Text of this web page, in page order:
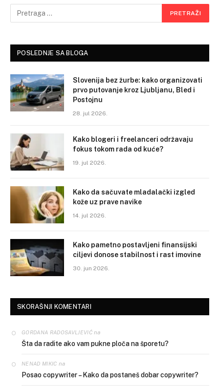
POSLEDNJE SA BLOGA
Slovenija bez žurbe: kako organizovati
prvo putovanje kroz Ljubljanu, Bled i
Postojnu
28. jul 2026.
Kako blogeri i freelanceri održavaju
fokus tokom rada od kuće?
19. jul 2026.
Kako da sačuvate mladalački izgled
kože uz prave navike
14. jul 2026.
Kako pametno postavljeni finansijski
ciljevi donose stabilnost i rast imovine
30. jun 2026.
SKORAŠNJI KOMENTARI
GORDANA RADOSAVLJEVIĆna
Šta da radite ako vam pukne ploča na šporetu?
NENAD MIKIC na
Posao copywriter – Kako da postaneš dobar copywriter?